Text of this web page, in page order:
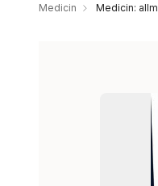
Medicin Medicin: